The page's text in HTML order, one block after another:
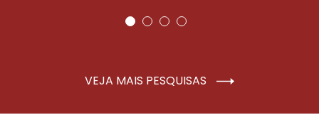
VEJA MAIS PESQUISAS